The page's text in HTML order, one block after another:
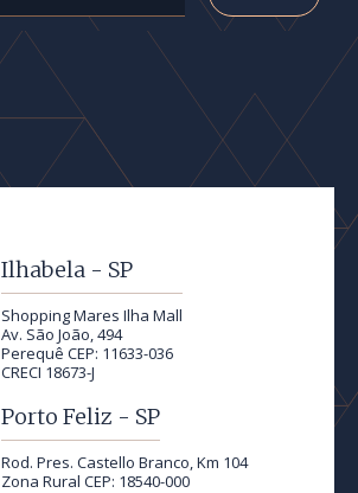
Ilhabela - SP
Shopping Mares Ilha Mall
Av. São João, 494
Perequê CEP: 11633-036
CRECI 18673-J
Porto Feliz - SP
Rod. Pres. Castello Branco, Km 104
Zona Rural CEP: 18540-000